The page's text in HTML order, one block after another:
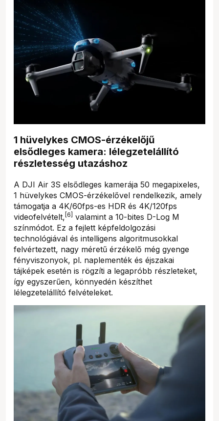
1 hüvelykes CMOS-érzékelőjű
elsődleges kamera: lélegzetelállító
részletesség utazáshoz
A DJI Air 3S elsődleges kamerája 50 megapixeles,
1 hüvelykes CMOS-érzékelővel rendelkezik, amely
támogatja a 4K/60fps-es HDR és 4K/120fps
videofelvételt, [6]
valamint a 10-bites D-Log M
színmódot. Ez a fejlett képfeldolgozási
technológiával és intelligens algoritmusokkal
felvértezett, nagy méretű érzékelő még gyenge
fényviszonyok, pl. naplementék és éjszakai
tájképek esetén is rögzíti a legapróbb részleteket,
így egyszerűen, könnyedén készíthet
lélegzetelállító felvételeket.